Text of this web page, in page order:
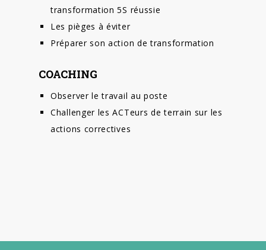
transformation 5S réussie
Les pièges à éviter
Préparer son action de transformation
COACHING
Observer le travail au poste
Challenger les ACTeurs de terrain sur les
actions correctives